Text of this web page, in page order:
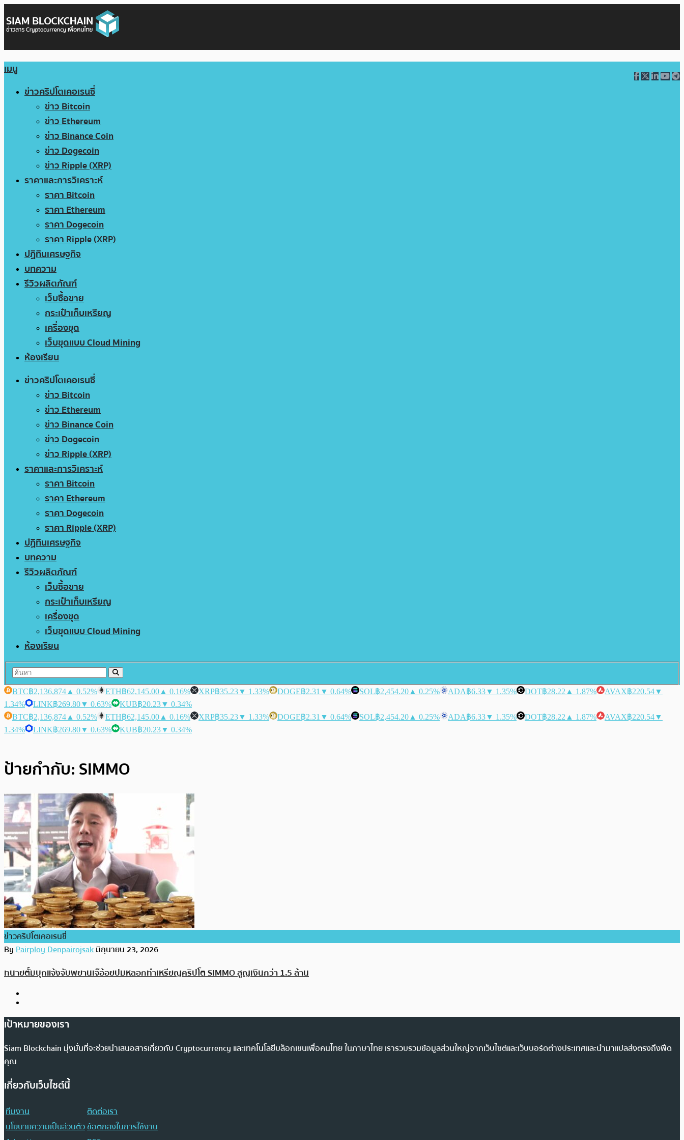
เมนู
ข่าวคริปโตเคอเรนซี่
ข่าว Bitcoin
ข่าว Ethereum
ข่าว Binance Coin
ข่าว Dogecoin
ข่าว Ripple (XRP)
ราคาและการวิเคราะห์
ราคา Bitcoin
ราคา Ethereum
ราคา Dogecoin
ราคา Ripple (XRP)
ปฏิทินเศรษฐกิจ
บทความ
รีวิวผลิตภัณฑ์
เว็บซื้อขาย
กระเป๋าเก็บเหรียญ
เครื่องขุด
เว็บขุดแบบ Cloud Mining
ห้องเรียน
ข่าวคริปโตเคอเรนซี่
ข่าว Bitcoin
ข่าว Ethereum
ข่าว Binance Coin
ข่าว Dogecoin
ข่าว Ripple (XRP)
ราคาและการวิเคราะห์
ราคา Bitcoin
ราคา Ethereum
ราคา Dogecoin
ราคา Ripple (XRP)
ปฏิทินเศรษฐกิจ
บทความ
รีวิวผลิตภัณฑ์
เว็บซื้อขาย
กระเป๋าเก็บเหรียญ
เครื่องขุด
เว็บขุดแบบ Cloud Mining
ห้องเรียน
BTC฿2,136,874 ▲ 0.52% ETH฿62,145.00 ▲ 0.16% XRP฿35.23▼ 1.33% DOGE฿2.31 ▼ 0.64% SOL฿2,454.20 ▲ 0.25% ADA฿6.33▼ 1.35% DOT฿28.22 ▲ 1.87% AVAX฿220.54▼
1.34%
LINK฿269.80▼ 0.63% KUB฿20.23▼ 0.34%
BTC฿2,136,874 ▲ 0.52% ETH฿62,145.00 ▲ 0.16% XRP฿35.23▼ 1.33% DOGE฿2.31 ▼ 0.64% SOL฿2,454.20 ▲ 0.25% ADA฿6.33▼ 1.35% DOT฿28.22 ▲ 1.87% AVAX฿220.54▼
1.34%
LINK฿269.80▼ 0.63% KUB฿20.23▼ 0.34%
ป้ายกำกับ: SIMMO
ข่าวคริปโตเคอเรนซี่
ByPairploy Denpairojsakมิถุนายน 23, 2026
ทนายตั้มบุกแจ้งจับพยานเจ๊อ้อยปมหลอกทำเหรียญคริปโต SIMMO สูญเงินกว่า 1.5 ล้าน
เป้าหมายของเรา
Siam Blockchain มุ่งมั่นที่จะช่วยนำเสนอสารเกี่ยวกับ Cryptocurrency และเทคโนโลยีบล็อกเชนเพื่อคนไทย ในภาษาไทย เรารวบรวมข้อมูลส่วนใหญ่จากเว็บไซต์และเว็บบอร์ดต่างประเทศและนำมาแปลส่งตรงถึงฟีด
คุณ
เกี่ยวกับเว็บไซต์นี้
ทีมงาน
ติดต่อเรา
นโยบายความเป็นส่วนตัวข้อตกลงในการใช้งาน